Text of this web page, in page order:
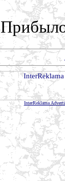
InterReklama